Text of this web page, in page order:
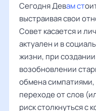
Сегодня Девам ст
выстраивая свои
Совет касается и
актуален и в
жизни, при
возобновлении
обмена
переходе от слов
риск столкнуться с